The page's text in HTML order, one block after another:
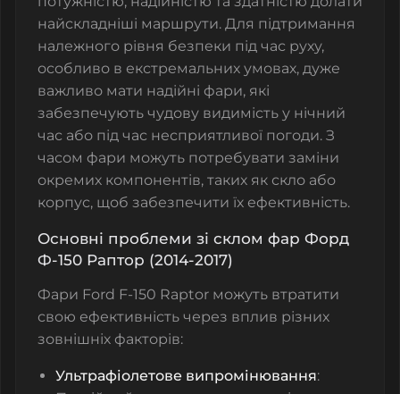
найскладніші маршрути. Для підтримання
належного рівня безпеки під час руху,
особливо в екстремальних умовах, дуже
важливо мати надійні фари, які
забезпечують чудову видимість у нічний
час або під час несприятливої погоди. З
часом фари можуть потребувати заміни
окремих компонентів, таких як скло або
корпус, щоб забезпечити їх ефективність.
Основні проблеми зі склом фар Форд
Ф-150 Раптор (2014-2017)
Фари Ford F-150 Raptor можуть втратити
свою ефективність через вплив різних
зовнішніх факторів:
Ультрафіолетове випромінювання: